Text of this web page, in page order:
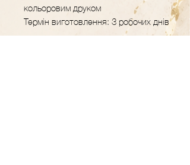
кольоровим друком
Термін виготовлення: 3 робочих днів